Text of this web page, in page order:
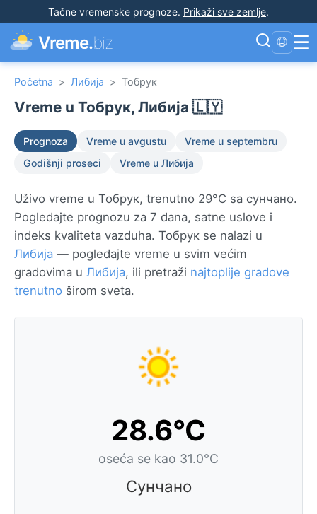
Tačne vremenske prognoze. Prikaži sve zemlje.
Vreme.biz 🌐 ☰
Početna > Либија > Тобрук
Vreme u Тобрук, Либија 🇱🇾
Prognoza Vreme u avgustu
Vreme u septembru
Godišnji proseci
Vreme u Либија
Uživo vreme u Тобрук, trenutno 29°C sa сунчано.
Pogledajte prognozu za 7 dana, satne uslove i
indeks kvaliteta vazduha. Тобрук se nalazi u
Либија — pogledajte vreme u svim većim
gradovima u Либија, ili pretraži najtoplije gradove
trenutno širom sveta.
28.6°C
oseća se kao 31.0°C
Сунчано